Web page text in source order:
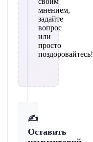
мнением,
задайте
вопрос
или
просто
поздоровайтесь!
✍️
Оставить